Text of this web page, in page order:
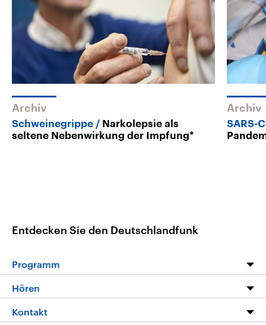
Archiv
Schweinegrippe
Narkolepsie als
seltene Nebenwirkung der Impfung*
Archiv
SARS-
Entdecken Sie den Deutschlandfunk
Programm
Programm
Die Nachrichten
Hören
Livestream
Kontakt